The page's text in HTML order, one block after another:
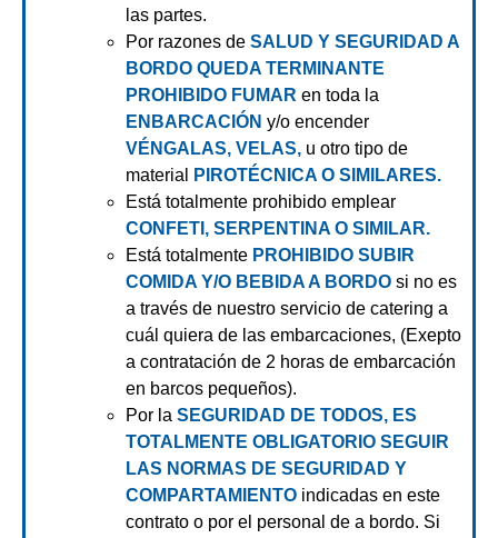
las partes.
Por razones de SALUD Y SEGURIDAD A
BORDO QUEDA TERMINANTE
PROHIBIDO FUMAR en toda la
ENBARCACIÓN y/o encender
VÉNGALAS, VELAS, u otro tipo de
material
PIROTÉCNICA O SIMILARES.
Está totalmente prohibido emplear
CONFETI, SERPENTINA O SIMILAR.
Está totalmente PROHIBIDO SUBIR
COMIDA Y/O BEBIDA A BORDO si no es
a través de nuestro servicio de catering a
cuál quiera de las embarcaciones, (Exepto
a contratación de 2 horas de embarcación
en barcos pequeños).
Por la SEGURIDAD DE TODOS, ES
TOTALMENTE OBLIGATORIO SEGUIR
LAS NORMAS DE SEGURIDAD Y
COMPARTAMIENTO indicadas en este
contrato o por el personal de a bordo. Si